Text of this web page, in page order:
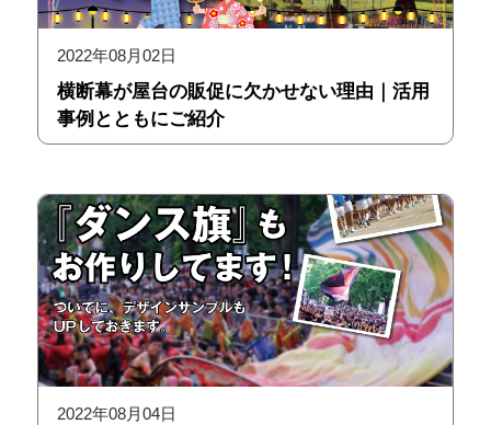
2022年08月02日
横断幕が屋台の販促に欠かせない理由｜活用
事例とともにご紹介
2022年08月04日